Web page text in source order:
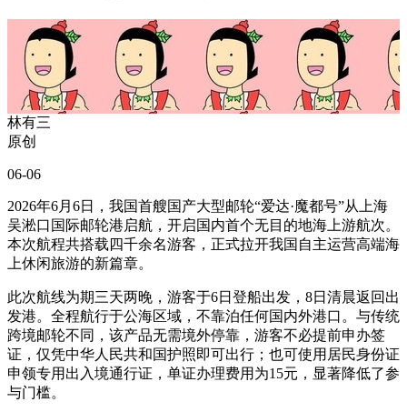
林有三
原创
06-06
2026年6月6日，我国首艘国产大型邮轮“爱达·魔都号”从上海
吴淞口国际邮轮港启航，开启国内首个无目的地海上游航次。
本次航程共搭载四千余名游客，正式拉开我国自主运营高端海
上休闲旅游的新篇章。
此次航线为期三天两晚，游客于6日登船出发，8日清晨返回出
发港。全程航行于公海区域，不靠泊任何国内外港口。与传统
跨境邮轮不同，该产品无需境外停靠，游客不必提前申办签
证，仅凭中华人民共和国护照即可出行；也可使用居民身份证
申领专用出入境通行证，单证办理费用为15元，显著降低了参
与门槛。